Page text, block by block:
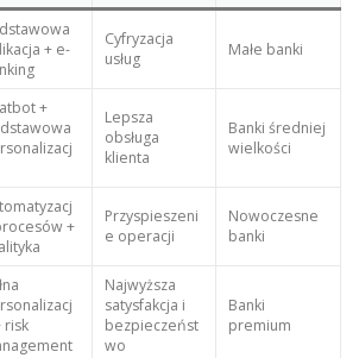
+ e-
Cyfryzacja
usług
Małe banki
+
Lepsza
obsługa
klienta
Banki średniej
wielkości
+
Przyspieszeni
e operacji
Nowoczesne
banki
risk
Najwyższa
satysfakcja i
bezpieczeńst
wo
Banki
premium